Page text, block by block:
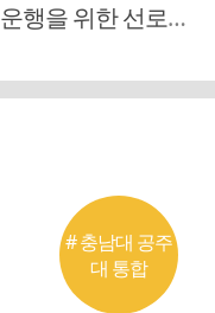
을 위한 선로관리
# 충남대 공주
대 통합